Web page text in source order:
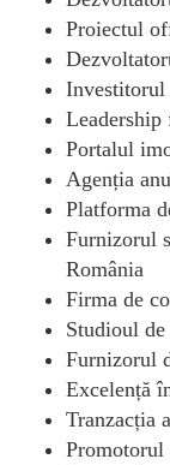
Proiectul
Investitorul
Portalul
Agenția
Platforma
Furnizorul
România
Firma de
Studioul
Furnizorul
Excelență
Tranzacția
Promotorul